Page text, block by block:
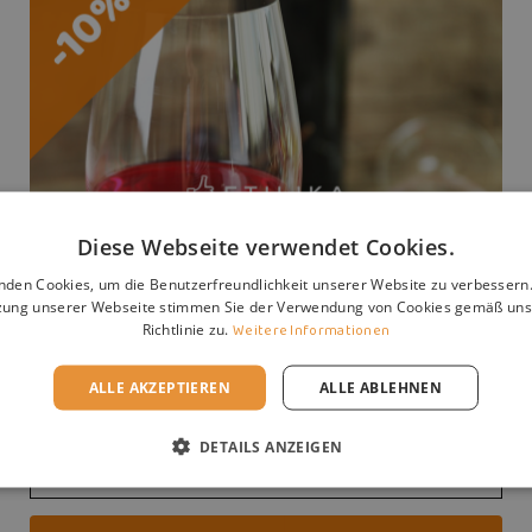
aber auch zu raffinierten
Krustentieren. Auch in
Weinklassiker
Jahrgang
Region
Rebsorten
Ausbau
Diese Webseite verwendet Cookies.
Cookies, um die Benutzerfreundlichkeit unserer Website zu
unserer Webseite stimmen Sie der Verwendung von Cookies gemäß
Richtlinie zu.Weitere Informationen
ALLE AKZEPTIEREN ALLE ABLEHNEN
DETAILS ANZEIGEN
Unser Willkommensgruß:
10 % Rabatt auf deine erste Bestellung
– handverlesene Geheimtipps und viele
unwiderstehliche Angebote warten auf dich.